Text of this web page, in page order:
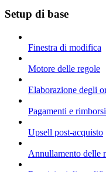
Setup di base
Finestra di modifica
Motore delle regole
Elaborazione degli
Pagamenti e rimborsi
Upsell post-acquisto
Annullamento delle